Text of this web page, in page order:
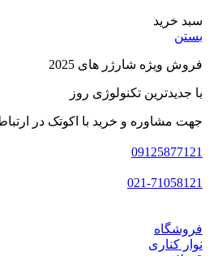
سبد خرید
بستن
فروش ویژه شارژر های 2025
با جدیدترین تکنولوژی روز
جهت مشاوره و خرید با اکوتک در
09125877121
021-71058121
فروشگاه
نوار کناری